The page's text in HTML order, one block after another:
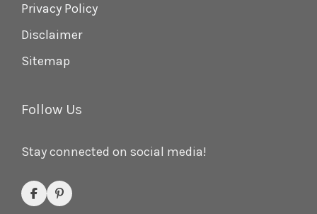
Privacy Policy
Disclaimer
Sitemap
Follow Us
Stay connected on social media!